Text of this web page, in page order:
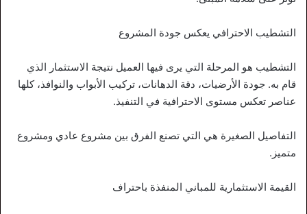
التشطيب الاحترافي يعكس جودة المشروع
التشطيب هو المرحلة التي يرى فيها العميل نتيجة الاستثمار الذي
قام به. جودة الأرضيات، دقة الدهانات، تركيب الأبواب والنوافذ، كلها
عناصر تعكس مستوى الاحترافية في التنفيذ.
التفاصيل الصغيرة هي التي تصنع الفرق بين مشروع عادي ومشروع
متميز.
القيمة الاستثمارية للمباني المنفذة باحتراف